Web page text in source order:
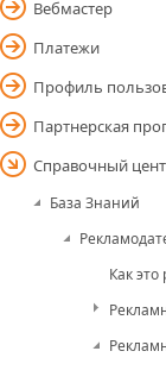
Вебмастер
Платежи
Профиль
Партнерская
Справочный
База Знаний
Как это